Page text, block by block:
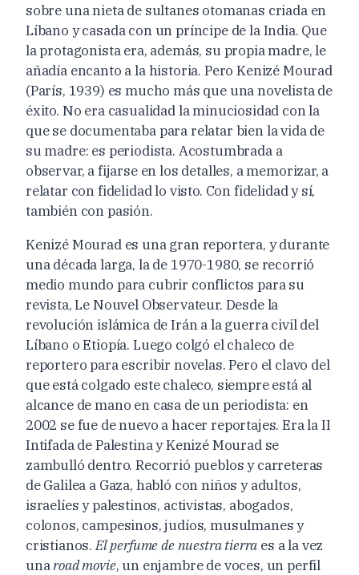
sobre una nieta de sultanes otomanas criada en
Líbano y casada con un príncipe de la India. Que
la protagonista era, además, su propia madre, le
añadía encanto a la historia. Pero Kenizé Mourad
(París, 1939) es mucho más que una novelista de
éxito. No era casualidad la minuciosidad con la
que se documentaba para relatar bien la vida de
su madre: es periodista. Acostumbrada a
observar, a fijarse en los detalles, a memorizar, a
relatar con fidelidad lo visto. Con fidelidad y sí,
también con pasión.
Kenizé Mourad es una gran reportera, y durante
una década larga, la de 1970-1980, se recorrió
medio mundo para cubrir conflictos para su
revista, Le Nouvel Observateur. Desde la
revolución islámica de Irán a la guerra civil del
Líbano o Etiopía. Luego colgó el chaleco de
reportero para escribir novelas. Pero el clavo del
que está colgado este chaleco, siempre está al
alcance de mano en casa de un periodista: en
2002 se fue de nuevo a hacer reportajes. Era la II
Intifada de Palestina y Kenizé Mourad se
zambulló dentro. Recorrió pueblos y carreteras
de Galilea a Gaza, habló con niños y adultos,
israelíes y palestinos, activistas, abogados,
colonos, campesinos, judíos, musulmanes y
cristianos.El perfume de nuestra tierra es a la vez
unaroad movie, un enjambre de voces, un perfil